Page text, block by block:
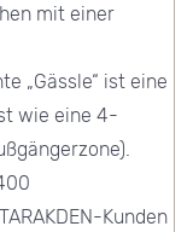
mit einer
„Gässle“ ist eine
wie eine 4-
Kunden